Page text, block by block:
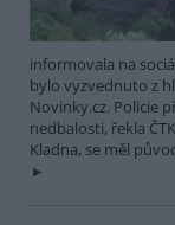
informovala na
bylo vyzvednuto z
Novinky.cz. Policie
nedbalosti, řekla
Kladna, se měl